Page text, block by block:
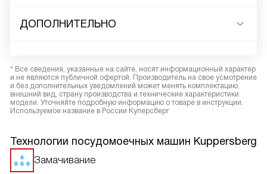
ДОПОЛНИТЕЛЬНО
* Все сведения, указанные на сайте, носят информационный характер
и не являются публичной офертой. Производитель на свое усмотрение
и без дополнительных уведомлений может менять комплектацию,
внешний вид, страну производства и технические характеристики
модели. Уточняйте подробную информацию о товаре в инструкции.
Используемое название в России Куперсберг
Технологии посудомоечных машин Kuppersberg
Замачивание